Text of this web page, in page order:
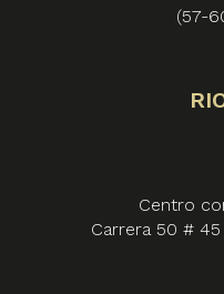
(57-
Centro
Carrera 50 #